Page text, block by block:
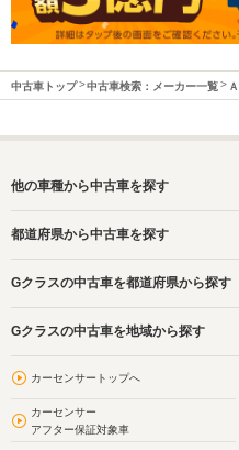
中古車トップ 中古車検索：メーカー一覧
他の車種から中古車を探す
都道府県から中古車を探す
Gクラスの中古車を都道府県から探す
Gクラスの中古車を地域から探す
カーセンサートップへ
カーセンサー
アフター保証対象車